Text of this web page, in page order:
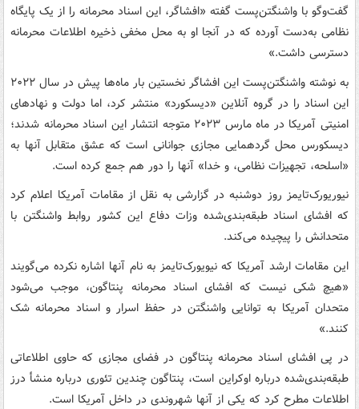
گفت‌وگو با واشنگتن‌پست گفته «افشاگر، این اسناد محرمانه را از یک پایگاه
نظامی به‌دست آورده که در آنجا او به محل مخفی ذخیره اطلاعات محرمانه
دسترسی داشت.»
به نوشته واشنگتن‌پست این افشاگر نخستین بار ماه‌ها پیش در سال ۲۰۲۲
این اسناد را در گروه آنلاین «دیسکورد» منتشر کرد، اما دولت و نهادهای
امنیتی آمریکا در ماه مارس ۲۰۲۳ متوجه انتشار این اسناد محرمانه شدند؛
دیسکورس محل گردهمایی مجازی جوانانی است که عشق متقابل آنها به
«اسلحه، تجهیزات نظامی، و خدا» آنها را دور هم جمع کرده است.
نیوریورک‌تایمز روز دوشنبه در گزارشی به نقل از مقامات آمریکا اعلام کرد
که افشای اسناد طبقه‌بندی‌شده وزات دفاع این کشور روابط واشنگتن با
متحدانش را پیچیده می‌کند.
این مقامات ارشد آمریکا که نیویورک‌تایمز به نام آنها اشاره نکرده می‌گویند
«هیچ شکی نیست که افشای اسناد محرمانه پنتاگون، موجب می‌شود
متحدان آمریکا به توانایی واشنگتن در حفظ اسرار و اسناد محرمانه شک
کنند.»
در پی افشای اسناد محرمانه پنتاگون در فضای مجازی که حاوی اطلاعاتی
طبقه‌بندی‌شده درباره اوکراین است، پنتاگون چندین تئوری درباره منشأ درز
اطلاعات مطرح کرد که یکی از آنها شهروندی در داخل آمریکا است.